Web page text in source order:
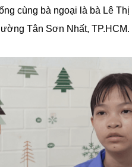
cùng bà ngoại là bà Lê
Tân Sơn Nhất, TP.HCM.